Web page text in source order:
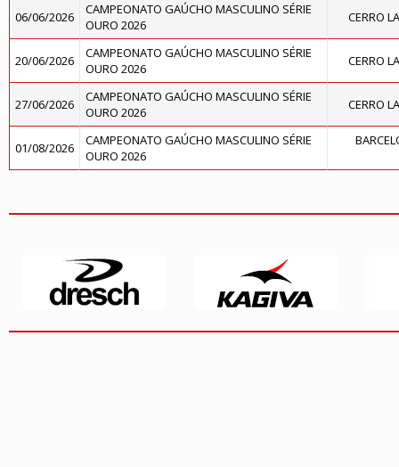
06/06/2026
CAMPEONATO GAÚCHO MASCULINO SÉRIE
OURO 2026
CERRO
20/06/2026
CAMPEONATO GAÚCHO MASCULINO SÉRIE
OURO 2026
CERRO
27/06/2026
CAMPEONATO GAÚCHO MASCULINO SÉRIE
OURO 2026
CERRO
01/08/2026
CAMPEONATO GAÚCHO MASCULINO SÉRIE
OURO 2026